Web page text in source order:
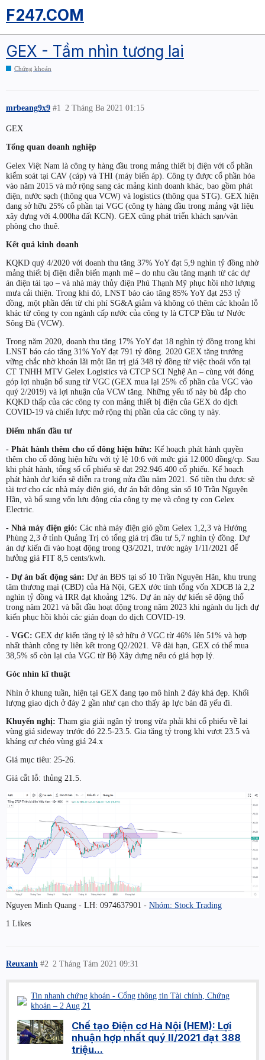
F247.COM
GEX - Tầm nhìn tương lai
Chứng khoán
mrbeang9x9 2 Tháng Ba 2021 01:15
#1
GEX
Tổng quan doanh nghiệp
Gelex Việt Nam là công ty hàng đầu trong mảng thiết bị điện với cổ phần
kiểm soát tại CAV (cáp) và THI (máy biến áp). Công ty được cổ phần hóa
vào năm 2015 và mở rộng sang các mảng kinh doanh khác, bao gồm phát
điện, nước sạch (thông qua VCW) và logistics (thông qua STG). GEX hiện
đang sở hữu 25% cổ phần tại VGC (công ty hàng đầu trong mảng vật liệu
xây dựng với 4.000ha đất KCN). GEX cũng phát triển khách sạn/văn
phòng cho thuê.
Kết quả kinh doanh
KQKD quý 4/2020 với doanh thu tăng 37% YoY đạt 5,9 nghìn tỷ đồng nhờ
mảng thiết bị điện diễn biến mạnh mẽ – do nhu cầu tăng mạnh từ các dự
án điện tái tạo – và nhà máy thủy điện Phú Thạnh Mỹ phục hồi nhờ lượng
mưa cải thiện. Trong khi đó, LNST báo cáo tăng 85% YoY đạt 253 tỷ
đồng, một phần đến từ chi phí SG&A giảm và không có thêm các khoản lỗ
khác từ công ty con ngành cấp nước của công ty là CTCP Đầu tư Nước
Sông Đà (VCW).
Trong năm 2020, doanh thu tăng 17% YoY đạt 18 nghìn tỷ đồng trong khi
LNST báo cáo tăng 31% YoY đạt 791 tỷ đồng. 2020 GEX tăng trưởng
vững chắc nhờ khoản lãi một lần trị giá 348 tỷ đồng từ việc thoái vốn tại
CT TNHH MTV Gelex Logistics và CTCP SCI Nghệ An – cùng với đóng
góp lợi nhuận bổ sung từ VGC (GEX mua lại 25% cổ phần của VGC vào
quý 2/2019) và lợi nhuận của VCW tăng. Những yếu tố này bù đắp cho
KQKD thấp của các công ty con mảng thiết bị điện của GEX do dịch
COVID-19 và chiến lược mở rộng thị phần của các công ty này.
Điểm nhấn đầu tư
- Phát hành thêm cho cổ đông hiện hữu: Kế hoạch phát hành quyền
thêm cho cổ đông hiện hữu với tỷ lệ 10:6 với mức giá 12.000 đồng/cp. Sau
khi phát hành, tổng số cổ phiếu sẽ đạt 292.946.400 cổ phiếu. Kế hoạch
phát hành dự kiến sẽ diễn ra trong nửa đầu năm 2021. Số tiền thu được sẽ
tài trợ cho các nhà máy điện gió, dự án bất động sản số 10 Trần Nguyên
Hãn, và bổ sung vốn lưu động của công ty mẹ và công ty con Gelex
Electric.
- Nhà máy điện gió: Các nhà máy điện gió gồm Gelex 1,2,3 và Hướng
Phùng 2,3 ở tỉnh Quảng Trị có tổng giá trị đầu tư 5,7 nghìn tỷ đồng. Dự
án dự kiến đi vào hoạt động trong Q3/2021, trước ngày 1/11/2021 để
hưởng giá FIT 8,5 cents/kwh.
- Dự án bất động sản: Dự án BĐS tại số 10 Trần Nguyên Hãn, khu trung
tâm thương mại (CBD) của Hà Nội, GEX ước tính tổng vốn XDCB là 2,2
nghìn tỷ đồng và IRR đạt khoảng 12%. Dự án này dự kiến sẽ động thổ
trong năm 2021 và bắt đầu hoạt động trong năm 2023 khi ngành du lịch dự
kiến phục hồi khỏi các gián đoạn do dịch COVID-19.
- VGC: GEX dự kiến tăng tỷ lệ sở hữu ở VGC từ 46% lên 51% và hợp
nhất thành công ty liên kết trong Q2/2021. Về dài hạn, GEX có thể mua
38,5% số còn lại của VGC từ Bộ Xây dựng nếu có giá hợp lý.
Góc nhìn kĩ thuật
Nhìn ở khung tuần, hiện tại GEX đang tạo mô hình 2 đáy khá đẹp. Khối
lượng giao dịch ở đáy 2 gần như cạn cho thấy áp lực bán đã yếu đi.
Khuyến nghị: Tham gia giải ngân tỷ trọng vừa phải khi cổ phiếu về lại
vùng giá sideway trước đó 22.5-23.5. Gia tăng tỷ trọng khi vượt 23.5 và
kháng cự chéo vùng giá 24.x
Giá mục tiêu: 25-26.
Giá cắt lỗ: thủng 21.5.
Nguyen Minh Quang - LH: 0974637901 - Nhóm: Stock Trading
1 Likes
Reuxanh 2 Tháng Tám 2021 09:31
#2
Tin nhanh chứng khoán - Cổng thông tin Tài chính, Chứng
khoán – 2 Aug 21
Chế tạo Điện cơ Hà Nội (HEM): Lợi
nhuận hợp nhất quý II/2021 đạt 388
triệu...